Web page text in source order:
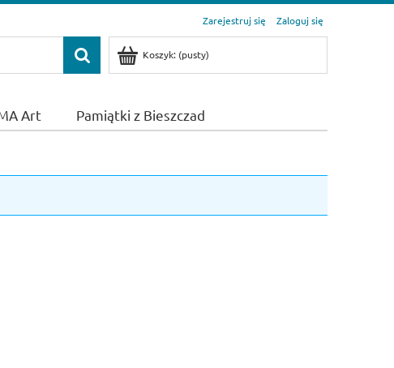
Zarejestruj się Zaloguj się
Koszyk: (pusty)
Art Pamiątki z Bieszczad